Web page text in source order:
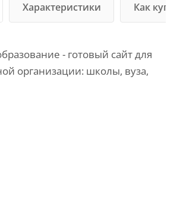
Характеристики Как
- готовый сайт для
организации: школы, вуза,